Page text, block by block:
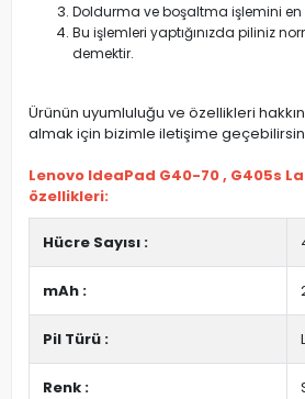
Doldurma ve boşaltma işlemini en
Bu işlemleri yaptığınızda piliniz
demektir.
Ürünün uyumluluğu ve özellikleri
almak için bizimle iletişime
Lenovo IdeaPad G40-70 , G405s
özellikleri:
Hücre Sayısı :
mAh :
Pil Türü :
Renk :